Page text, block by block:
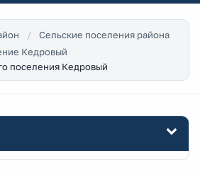
Сельские поселения района
Кедровый
поселения Кедровый